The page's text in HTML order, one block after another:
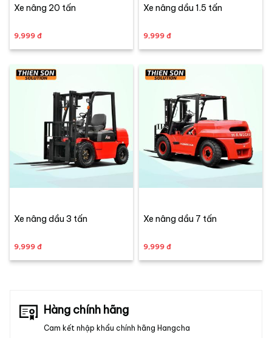
Xe nâng 20 tấn
9,999 đ
Xe nâng dầu 1.5 tấn
9,999 đ
Xe nâng dầu 3 tấn
9,999 đ
Xe nâng dầu 7 tấn
9,999 đ
Hàng chính hãng
Cam kết nhập khẩu chính hãng Hangcha